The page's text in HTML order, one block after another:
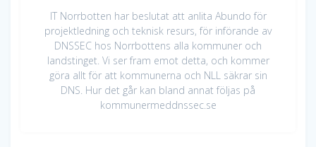
IT Norrbotten har beslutat att anlita Abundo för
projektledning och teknisk resurs, för införande av
DNSSEC hos Norrbottens alla kommuner och
landstinget. Vi ser fram emot detta, och kommer
göra allt för att kommunerna och NLL säkrar sin
DNS. Hur det går kan bland annat följas på
kommunermeddnssec.se